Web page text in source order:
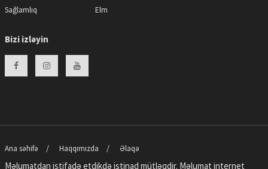
Sağlamlıq
Elm
Bizi izləyin
Ana səhifə Haqqımızda Əlaqə
Məlumatdan istifadə etdikdə istinad mütləqdir. Məlumat internet